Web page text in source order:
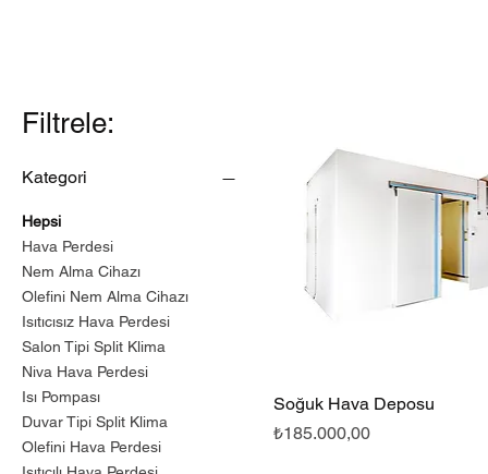
Filtrele:
Kategori
Hepsi
Hava Perdesi
Nem Alma Cihazı
Olefini Nem Alma Cihazı
Isıtıcısız Hava Perdesi
Salon Tipi Split Klima
Niva Hava Perdesi
Isı Pompası
Duvar Tipi Split Klima
Olefini Hava Perdesi
Hızlı Bakış
Soğuk Hava Deposu
Fiyat
₺185.000,00